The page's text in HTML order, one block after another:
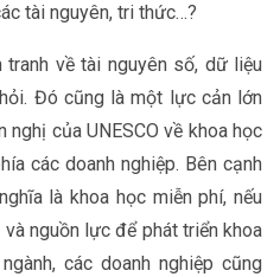
tài nguyên, tri thức…?
về tài nguyên số, dữ liệu
Đó cũng là một lực cản lớn
của UNESCO về khoa học
các doanh nghiệp. Bên cạnh
là khoa học miễn phí, nếu
nguồn lực để phát triển khoa
các doanh nghiệp cũng